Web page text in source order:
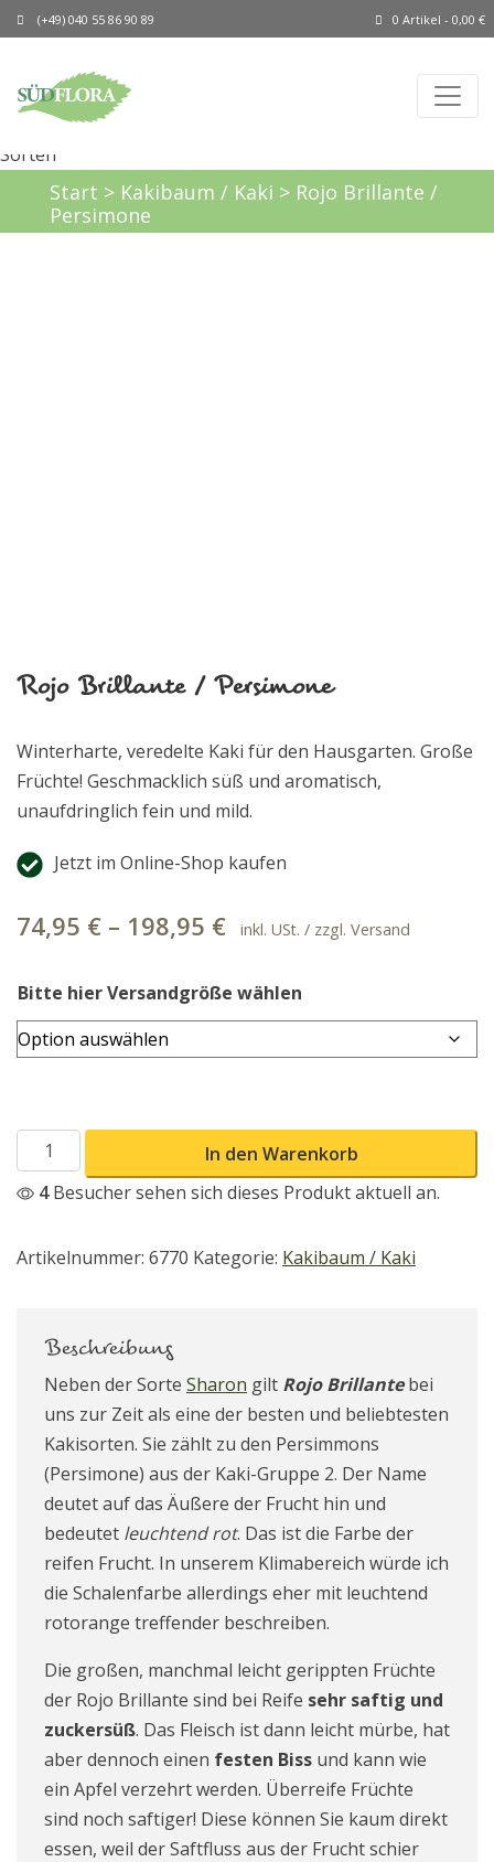
(+49) 040 55 86 90 89 0 Artikel - 0,00 €
Start > Kakibaum / Kaki > Rojo Brillante /
Persimone
Rojo Brillante / Persimone
Winterharte, veredelte Kaki für den Hausgarten. Große
Früchte! Geschmacklich süß und aromatisch,
unaufdringlich fein und mild.
Jetzt im Online-Shop kaufen
74,95 € – 198,95 € inkl. USt. / zzgl. Versand
Bitte hier Versandgröße wählen
Rojo Brillante / Persimone MengeIn den Warenkorb
4Besucher sehen sich dieses Produkt aktuell an.
Artikelnummer: 6770 Kategorie: Kakibaum / Kaki
Beschreibung
Neben der Sorte Sharon gilt Rojo Brillantebei
uns zur Zeit als eine der besten und beliebtesten
Kakisorten. Sie zählt zu den Persimmons
(Persimone) aus der Kaki-Gruppe 2. Der Name
deutet auf das Äußere der Frucht hin und
bedeutet leuchtend rot. Das ist die Farbe der
reifen Frucht. In unserem Klimabereich würde ich
die Schalenfarbe allerdings eher mit leuchtend
rotorange treffender beschreiben.
Die großen, manchmal leicht gerippten Früchte
der Rojo Brillante sind bei Reife sehr saftig und
zuckersüß. Das Fleisch ist dann leicht mürbe, hat
aber dennoch einen festen Biss und kann wie
ein Apfel verzehrt werden. Überreife Früchte
sind noch saftiger! Diese können Sie kaum direkt
essen, weil der Saftfluss aus der Frucht schier